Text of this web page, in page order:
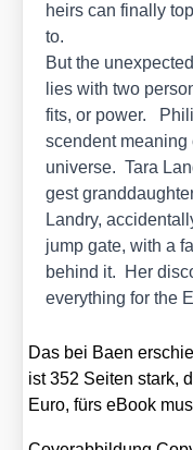
heirs can final­ly
to.
But the
lies with two
fits, or power.
s­cen­dent
uni­ver­se. Tara
gest
Landry,
jump gate, with a
behind it. Her
ever­y­thing for the
Das bei Baen
ist 352 Sei­ten stark,
Euro, fürs eBook